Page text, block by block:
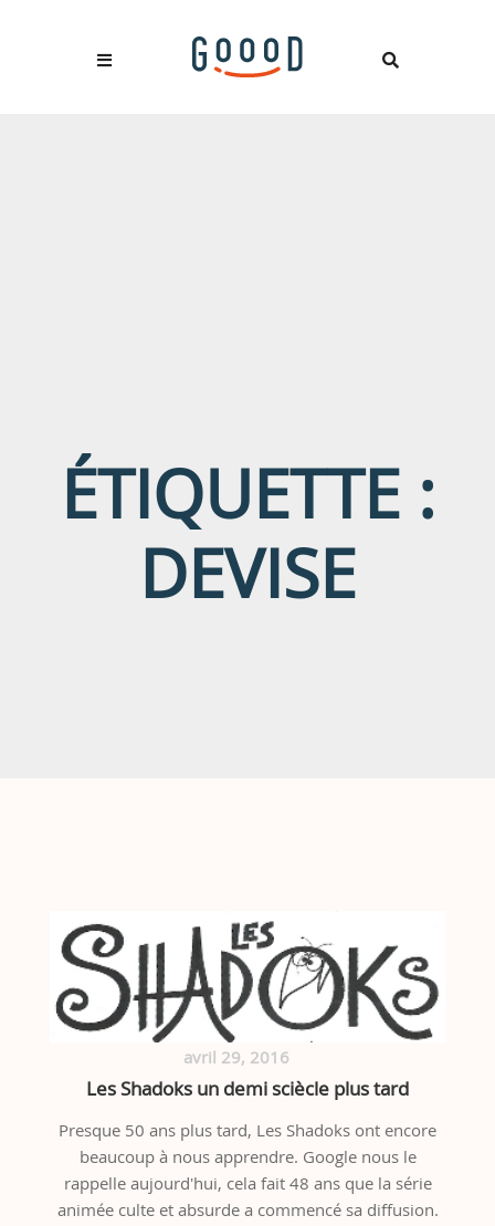
ÉTIQUETTE :
DEVISE
avril 29, 2016
Les Shadoks un demi sciècle plus tard
Presque 50 ans plus tard, Les Shadoks ont encore
beaucoup à nous apprendre. Google nous le
rappelle aujourd'hui, cela fait 48 ans que la série
animée culte et absurde a commencé sa diffusion.